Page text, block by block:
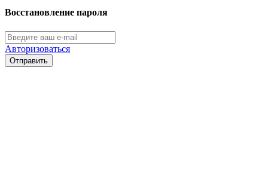
Восстановление пароля
Авторизоваться
Отправить